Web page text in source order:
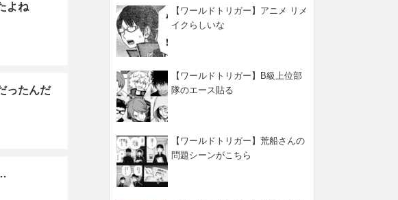
よね
ったんだ
【ワールドトリガー】アニメ リメ
イクらしいな
【ワールドトリガー】B級上位部
隊のエース貼る
【ワールドトリガー】荒船さんの
問題シーンがこちら